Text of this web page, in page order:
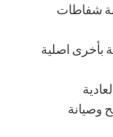
شفاطات
بأخرى اصلية
وصيانة